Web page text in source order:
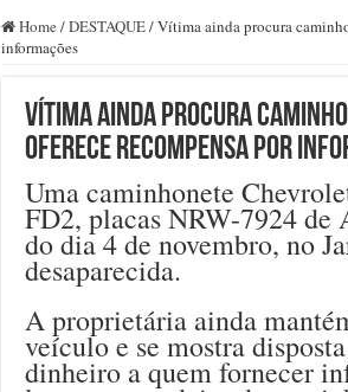
Home /DESTAQUE/Vítima ainda procura
informações
Vítima ainda procura
oferece recompensa por
Uma caminhonete
FD2, placas NRW-7924 de
do dia 4 de novembro, no
desaparecida.
A proprietária ainda
veículo e se mostra
dinheiro a quem fornecer